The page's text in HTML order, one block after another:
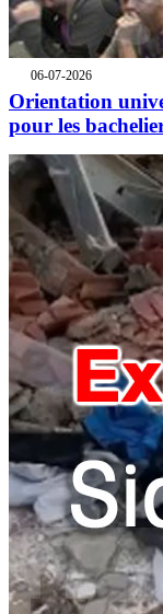
06-07-2026
Orientation
pour les